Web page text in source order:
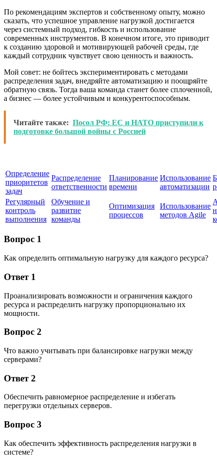
По рекомендациям экспертов и собственному опыту, можно
сказать, что успешное управление нагрузкой достигается
через системный подход, гибкость и использование
современных инструментов. В конечном итоге, это приводит
к созданию здоровой и мотивирующей рабочей среды, где
каждый сотрудник чувствует свою ценность и важность.
Мой совет: не бойтесь экспериментировать с методами
распределения задач, внедряйте автоматизацию и поощряйте
обратную связь. Тогда ваша команда станет более сплоченной,
а бизнес — более устойчивым и конкурентоспособным.
Читайте также: Посол РФ: ЕС и НАТО приступили к
подготовке большой войны с Россией
Определение
приоритетов
задач
Распределение
ответственности
Планирование
времени
Использование
автоматизации
Регулярный
контроль
выполнения
Обучение и
развитие
команды
Оптимизация
процессов
Использование
методов Agile
Вопрос 1
Как определить оптимальную нагрузку для каждого ресурса?
Ответ 1
Проанализировать возможности и ограничения каждого
ресурса и распределить нагрузку пропорционально их
мощности.
Вопрос 2
Что важно учитывать при балансировке нагрузки между
серверами?
Ответ 2
Обеспечить равномерное распределение и избегать
перегрузки отдельных серверов.
Вопрос 3
Как обеспечить эффективность распределения нагрузки в
системе?